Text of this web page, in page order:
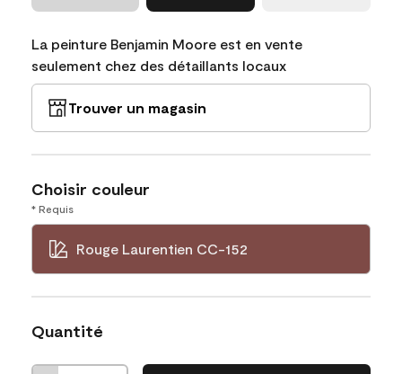
La peinture Benjamin Moore est en vente
seulement chez des détaillants locaux
Trouver un magasin
Choisir couleur
* Requis
Rouge Laurentien CC-152
Quantité